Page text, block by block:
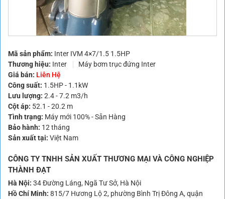
Mã sản phẩm: Inter IVM 4×7/1.5 1.5HP
Thương hiệu: Inter
Máy bơm trục đứng Inter
Giá bán: Liên Hệ
Công suất: 1.5HP - 1.1kW
Lưu lượng: 2.4 - 7.2 m3/h
Cột áp: 52.1 - 20.2 m
Tình trạng: Máy mới 100% - Sẵn Hàng
Bảo hành: 12 tháng
Sản xuất tại: Việt Nam
CÔNG TY TNHH SẢN XUẤT THƯƠNG MẠI VÀ CÔNG NGHIỆP
THÀNH ĐẠT
Hà Nội: 34 Đường Láng, Ngã Tư Sở, Hà Nội
Hồ Chí Minh: 815/7 Hương Lộ 2, phường Bình Trị Đông A, quận